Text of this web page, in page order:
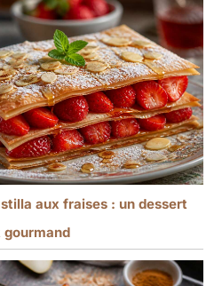
aux fraises : un dessert